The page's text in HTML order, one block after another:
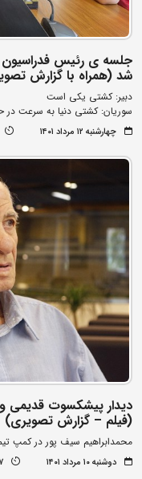
جلسه ی رئیس فدراسیون
شد (همراه با گزارش
دبیر: کشتی یکی است
سوریان: کشتی دنیا به سرعت
چهارشنبه ۱۲ مرداد ۱۴۰۱
دیدار پیشکسوت قدیمی و
(فیلم – گزارش تصویری)
محمدابراهیم سیف پور در کمپ
دوشنبه ۱۰ مرداد ۱۴۰۱